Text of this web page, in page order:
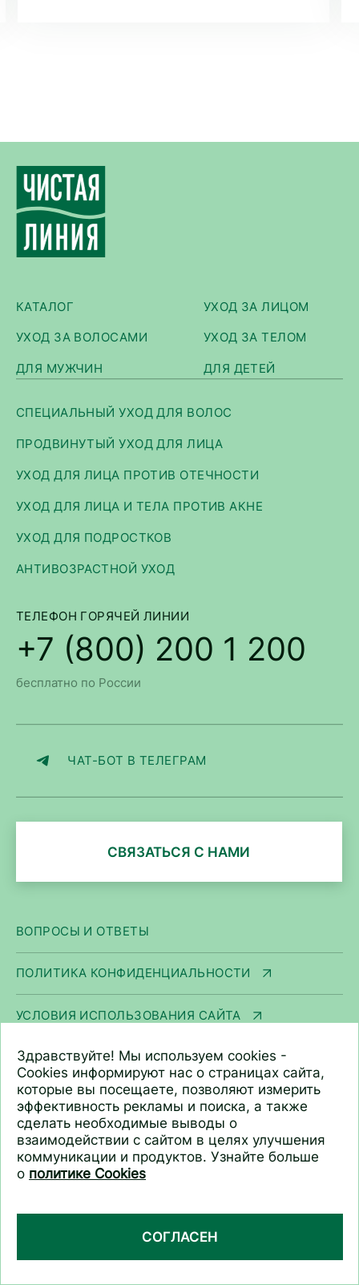
КАТАЛОГ УХОД ЗА ЛИЦОМ
УХОД ЗА ВОЛОСАМИ УХОД ЗА ТЕЛОМ
ДЛЯ МУЖЧИН ДЛЯ ДЕТЕЙ
СПЕЦИАЛЬНЫЙ УХОД ДЛЯ ВОЛОС
ПРОДВИНУТЫЙ УХОД ДЛЯ ЛИЦА
УХОД ДЛЯ ЛИЦА ПРОТИВ ОТЕЧНОСТИ
УХОД ДЛЯ ЛИЦА И ТЕЛА ПРОТИВ АКНЕ
УХОД ДЛЯ ПОДРОСТКОВ
АНТИВОЗРАСТНОЙ УХОД
ТЕЛЕФОН ГОРЯЧЕЙ ЛИНИИ
+7 (800) 200 1 200
бесплатно по России
ЧАТ-БОТ В ТЕЛЕГРАМ
СВЯЗАТЬСЯ С НАМИ
ВОПРОСЫ И ОТВЕТЫ
ПОЛИТИКА КОНФИДЕНЦИАЛЬНОСТИ
УСЛОВИЯ ИСПОЛЬЗОВАНИЯ САЙТА
ПОЛИТИКА COOKIE
ДОСТУПНОСТЬ
КАРТА САЙТА
г. Москва, ул. Сергея Макеева, д. 13.
+7 (495) 745 75 00
info@unirusgroup.ru
Здравствуйте! Мы используем cookies -
Cookies информируют нас о страницах сайта,
которые вы посещаете, позволяют измерить
эффективность рекламы и поиска, а также
сделать необходимые выводы о
взаимодействии с сайтом в целях улучшения
коммуникации и продуктов. Узнайте больше
о политике Cookies
СОГЛАСЕН